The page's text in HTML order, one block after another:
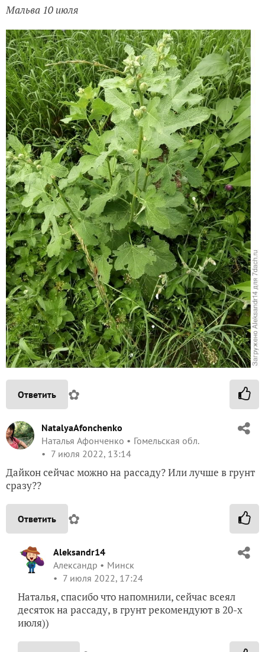
Мальва 10 июля
Ответить ✿
NatalyaAfonchenko
Наталья Афонченко
Гомельская обл.
7 июля 2022, 13:14
Дайкон сейчас можно на рассаду? Или лучше в грунт
сразу??
Ответить ✿
Aleksandr14
Александр
Минск
7 июля 2022, 17:24
Наталья, спасибо что напомнили, сейчас всеял
десяток на рассаду, в грунт рекомендуют в 20-х
июля))